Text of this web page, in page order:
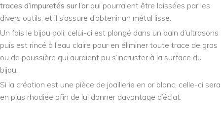
traces d’impuretés sur l’orqui pourraient être laissées par les
divers outils, et il s’assure d’obtenir un métal lisse.
Un fois le bijou poli, celui-ci est plongé dans un bain d’ultrasons
puis est rincé à l’eau claire pour en éliminer toute trace de gras
ou de poussière qui auraient pu s’incruster à la surface du
bijou.
Si la création est une pièce de joaillerie en or blanc, celle-ci sera
en plus rhodiée afin de lui donner davantage d’éclat.